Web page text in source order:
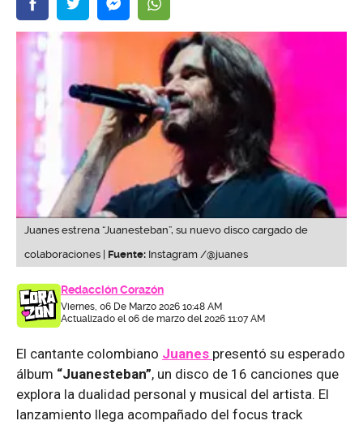
Juanes estrena “Juanesteban”, su nuevo disco cargado de
colaboraciones | Fuente: Instagram /@juanes
Redacción Corazón
Viernes, 06 De Marzo 2026 10:48 AM
Actualizado el 06 de marzo del 2026 11:07 AM
El cantante colombiano Juanes presentó su esperado
álbum “Juanesteban”, un disco de 16 canciones que
explora la dualidad personal y musical del artista. El
lanzamiento llega acompañado del focus track